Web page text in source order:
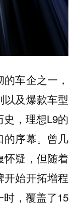
车企之一，
及爆款车型
，理想L9的
的序幕。曾几
怀疑，但随着
开始开拓增程
，覆盖了15